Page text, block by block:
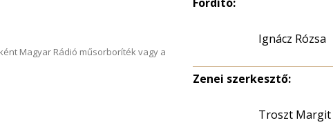
Magyar Rádió műsorboríték vagy a
Ignácz Rózsa
Zenei szerkesztő:
Troszt Margit